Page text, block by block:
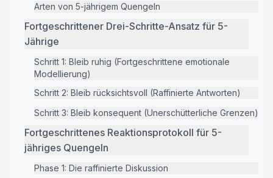
Arten von 5-jährigem Quengeln
Fortgeschrittener Drei-Schritte-Ansatz für 5-
Jährige
Schritt 1: Bleib ruhig (Fortgeschrittene emotionale
Modellierung)
Schritt 2: Bleib rücksichtsvoll (Raffinierte Antworten)
Schritt 3: Bleib konsequent (Unerschütterliche Grenzen)
Fortgeschrittenes Reaktionsprotokoll für 5-
jähriges Quengeln
Phase 1: Die raffinierte Diskussion